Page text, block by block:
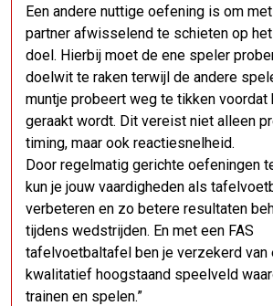
Een andere nuttige oefening is om
partner afwisselend te schieten op
doel. Hierbij moet de ene speler
doelwit te raken terwijl de andere
muntje probeert weg te tikken voordat
geraakt wordt. Dit vereist niet alleen
timing, maar ook reactiesnelheid.
Door regelmatig gerichte oefeningen
kun je jouw vaardigheden als
verbeteren en zo betere resultaten
tijdens wedstrijden. En met een FAS
tafelvoetbaltafel ben je verzekerd van
kwalitatief hoogstaand speelveld
trainen en spelen.”